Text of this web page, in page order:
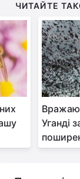
ЧИТАЙТЕ
Уганді